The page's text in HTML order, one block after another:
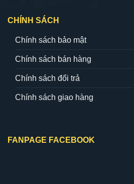
CHÍNH SÁCH
Chính sách bảo mật
Chính sách bán hàng
Chính sách đổi trả
Chính sách giao hàng
FANPAGE FACEBOOK